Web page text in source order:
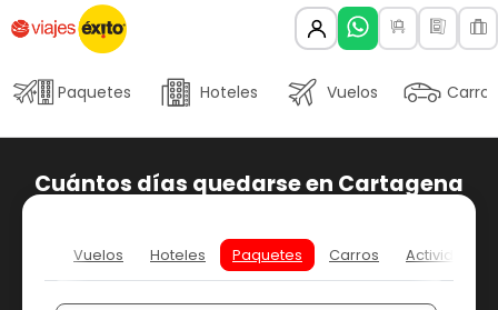
Paquetes Hoteles Vuelos Carros
Cuántos días quedarse en Cartagena
Vuelos Hoteles Paquetes Carros Actividades